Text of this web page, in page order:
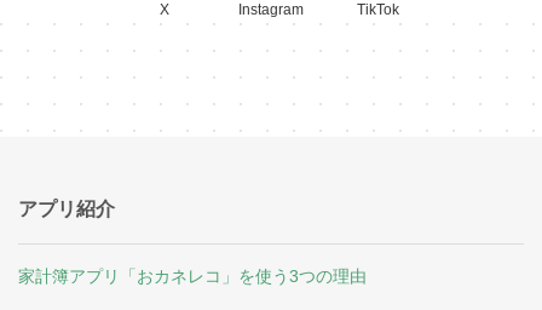
X Instagram TikTok
アプリ紹介
家計簿アプリ「おカネレコ」を使う3つの理由